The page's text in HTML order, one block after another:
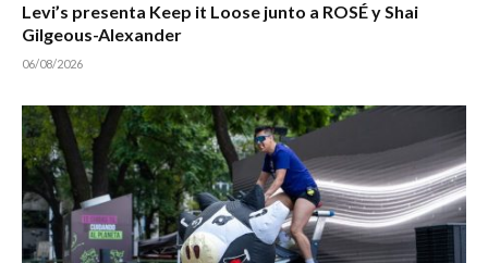
Levi’s presenta Keep it Loose junto a ROSÉ y Shai
Gilgeous-Alexander
06/08/2026